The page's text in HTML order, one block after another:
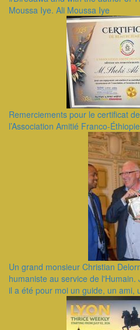
Moussa Iye. Ali Moussa Iye
Remerciements pour le certificat
l’Association Amitié Franco-
Un grand monsieur Christian
humaniste au service de
il a été pour moi un guide, un ami,